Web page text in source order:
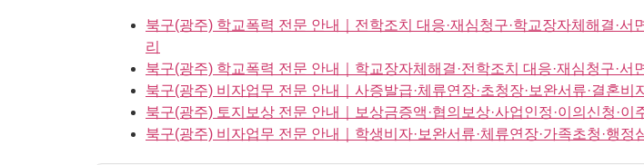
북구(광주) 학교폭력 전문 안내｜전학조치 대응·재심청구·학교장자체해결·
리
북구(광주) 학교폭력 전문 안내｜학교장자체해결·전학조치 대응·재심청구·서
북구(광주) 비자업무 전문 안내｜사증발급·체류연장·초청장·보완서류·결혼
북구(광주) 토지보상 전문 안내｜보상금증액·협의보상·사업인정·이의신청·
북구(광주) 비자업무 전문 안내｜학생비자·보완서류·체류연장·가족초청·행